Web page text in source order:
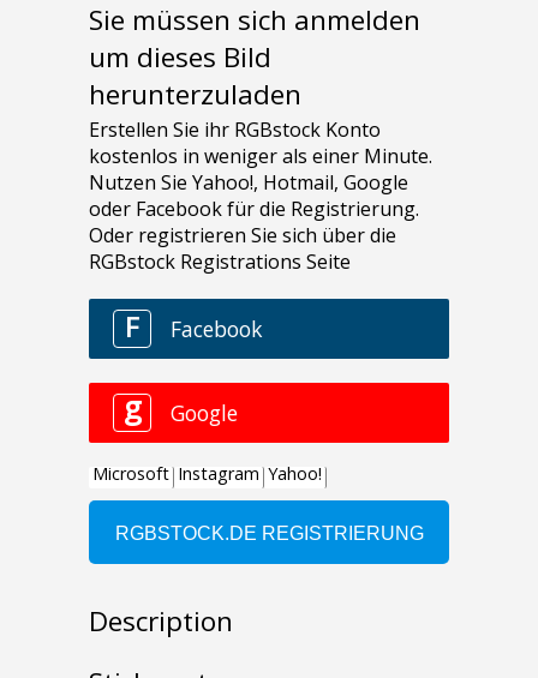
Sie müssen sich anmelden
um dieses Bild
herunterzuladen
Description